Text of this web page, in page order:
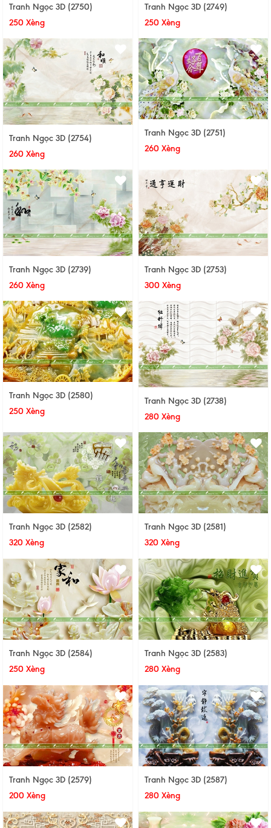
Tranh Ngọc 3D (2750)
250 Xèng
Tranh Ngọc 3D (2749)
250 Xèng
Tranh Ngọc 3D (2754)
260 Xèng
Tranh Ngọc 3D (2751)
260 Xèng
Tranh Ngọc 3D (2739)
260 Xèng
Tranh Ngọc 3D (2753)
300 Xèng
Tranh Ngọc 3D (2580)
250 Xèng
Tranh Ngọc 3D (2738)
280 Xèng
Tranh Ngọc 3D (2582)
320 Xèng
Tranh Ngọc 3D (2581)
320 Xèng
Tranh Ngọc 3D (2584)
250 Xèng
Tranh Ngọc 3D (2583)
280 Xèng
Tranh Ngọc 3D (2579)
200 Xèng
Tranh Ngọc 3D (2587)
280 Xèng